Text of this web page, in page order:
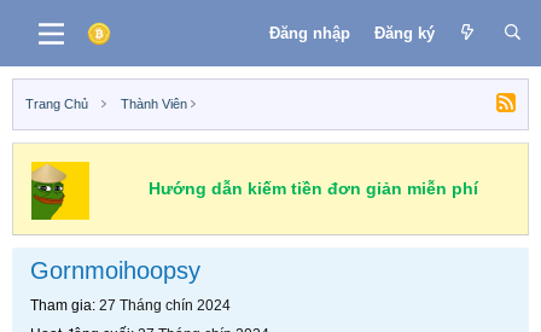
Đăng nhập Đăng ký
Trang Chủ Thành Viên
Hướng dẫn kiếm tiền đơn giản miễn phí
Gornmoihoopsy
Tham gia 27 Tháng chín 2024